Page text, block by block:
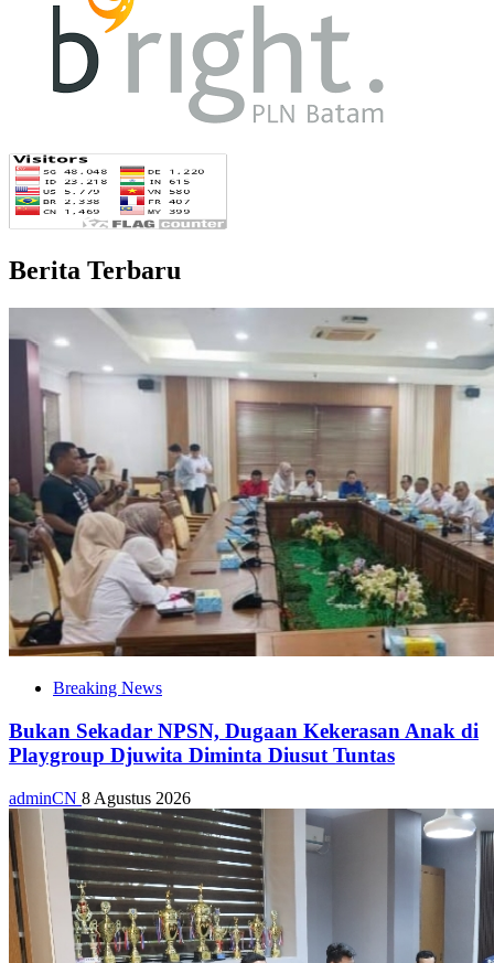
Berita Terbaru
Breaking News
Bukan Sekadar NPSN, Dugaan Kekerasan Anak di
Playgroup Djuwita Diminta Diusut Tuntas
adminCN 8 Agustus 2026